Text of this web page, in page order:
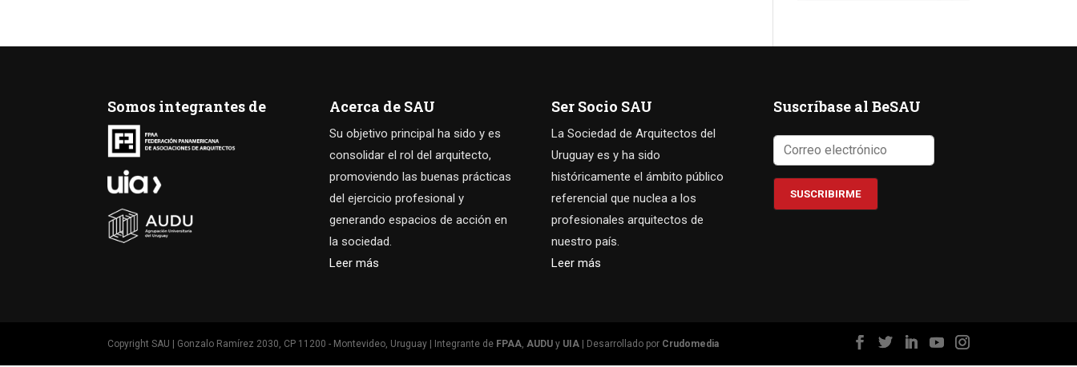
Somos integrantes de Acerca de SAU
Su objetivo principal ha sido y es
consolidar el rol del arquitecto,
promoviendo las buenas prácticas
del ejercicio profesional y
generando espacios de acción en
la sociedad.
Leer más
Ser Socio SAU
La Sociedad de Arquitectos del
Uruguay es y ha sido
históricamente el ámbito público
referencial que nuclea a los
profesionales arquitectos de
nuestro país.
Leer más
Suscríbase al BeSAU
Copyright SAU | Gonzalo Ramírez 2030, CP 11200 - Montevideo, Uruguay | Integrante de FPAA AUDU y UIA | Desarrollado por Crudomedia